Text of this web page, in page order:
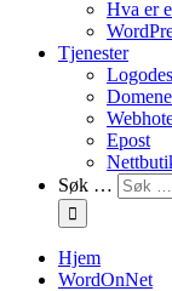
Hva er
Tjenester
Domene
Epost
Søk …
Hjem
WordOnNet